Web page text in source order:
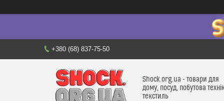
+380 (68) 837-75-50
Shock.org.ua - товари для
дому, посуд, побутова
текстиль